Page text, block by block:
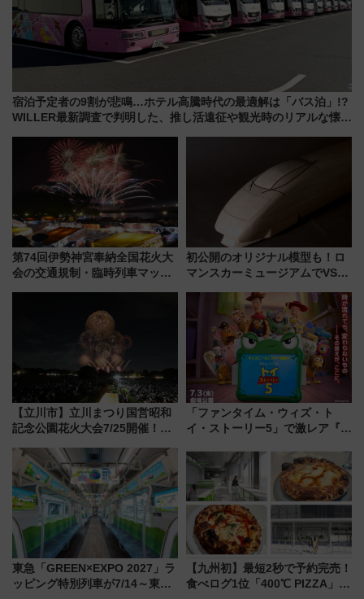
宿泊予定者の9割が悲鳴…ホテル高騰時代の最適解は「バス泊」!?
WILLER最新調査で判明した、推し活遠征や観光時のリアルな懐事
第74回伊勢神宮奉納全国花火大
会の交通規制・臨時列車マッ
初公開のオリジナル模型も！ロ
マンスカーミュージアムでVSE
15日スタート
【立川市】立川まつり国営昭和
記念公園花火大会7/25開催！
混雑に要注意、その理由は
「ファンタイム・ウィズ・ト
イ・ストーリー5」で激レア『ロ
デコレーションも徹底解説
東急「GREEN×EXPO 2027」ラ
ッピング特別列車が7/14～東
【九州初】最短2秒で予約完売！
食べログ1位「400℃ PIZZA」が